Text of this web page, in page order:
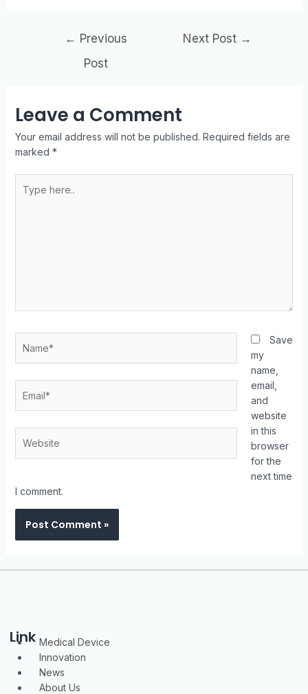
navigation
← Previous
Post
Next Post →
Leave a Comment
Your email address will not be published. Required fields are
marked *
here..
Save
my
name,
email,
and
website
in this
browser
for the
next time
I comment.
Link
Menu
Medical Device
Innovation
News
About Us